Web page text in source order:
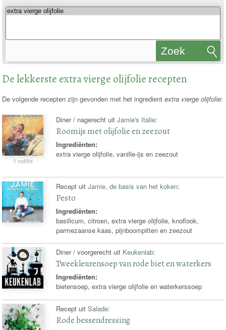
Zoek
De lekkerste extra vierge olijfolie recepten
De volgende recepten zijn gevonden met het ingredientextra vierge olijfolie:
1 notitie
Diner / nagerecht uitJamie's Italie:
Roomijs met olijfolie en zeezout
Ingrediënten:
extra vierge olijfolie, vanille-ijs en zeezout
Recept uitJamie, de basis van het koken:
Pesto
Ingrediënten:
basilicum, citroen, extra vierge olijfolie, knoflook,
parmezaanse kaas, pijnboompitten en zeezout
Diner / voorgerecht uit Keukenlab:
Tweekleurensoep van rode biet en waterkers
Ingrediënten:
bietensoep, extra vierge olijfolie en waterkerssoep
Recept uitSalade:
Rode bessendressing